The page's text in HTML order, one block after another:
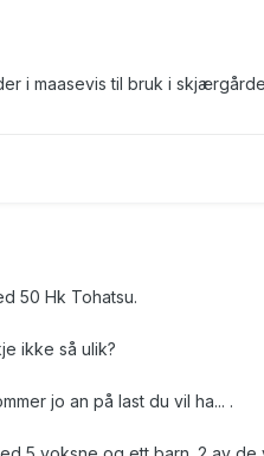
i maasevis til bruk i
50 Hk Tohatsu.
ikke så ulik?
jo an på last du vil ha... .